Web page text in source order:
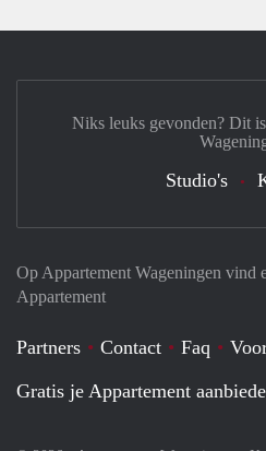
Op Appartement Wageningen vind
Appartement
Partners Contact Faq
Gratis je Appartement
Niks leuks gevonden? Dit
Studio's